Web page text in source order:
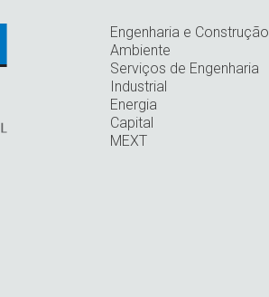
Engenharia e Construção
Ambiente
Serviços de Engenharia
Industrial
Energia
Capital
MEXT